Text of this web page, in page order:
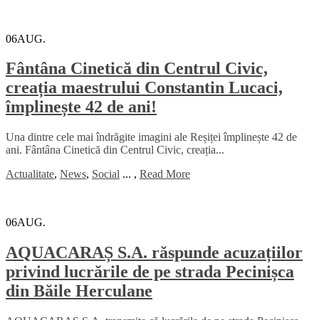
06AUG.
Fântâna Cinetică din Centrul Civic,
creația maestrului Constantin Lucaci,
împlinește 42 de ani!
Una dintre cele mai îndrăgite imagini ale Reșiței împlinește 42 de
ani. Fântâna Cinetică din Centrul Civic, creația...
Actualitate, News, Social ... , Read More
06AUG.
AQUACARAȘ S.A. răspunde acuzațiilor
privind lucrările de pe strada Pecinișca
din Băile Herculane